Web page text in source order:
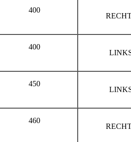
400
400
450
460